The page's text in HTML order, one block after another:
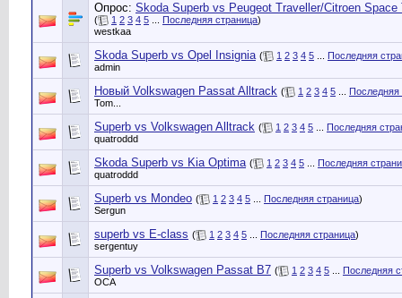
Опрос: Skoda Superb vs Peugeot Traveller/Citroen Space
( 1 2 3 4 5 Последняя страница)
westkaa
Skoda Superb vs Opel Insignia ( 1 2 3 4 5
Последняя
admin
Новый Volkswagen Passat Alltrack ( 1 2 3 4 5
Последняя
Tom...
Superb vs Volkswagen Alltrack ( 1 2 3 4 5
Последняя
quatroddd
Skoda Superb vs Kia Optima ( 1 2 3 4 5
Последняя
quatroddd
Superb vs Mondeo ( 1 2 3 4 5 Последняя страница)
Sergun
superb vs E-class ( 1 2 3 4 5 Последняя страница)
sergentuy
Superb vs Volkswagen Passat B7 ( 1 2 3 4 5
Последняя
ОСА